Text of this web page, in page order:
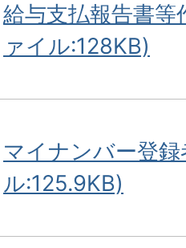
給与支払報告書等
ァイル:128KB)
マイナンバー登
ル:125.9KB)